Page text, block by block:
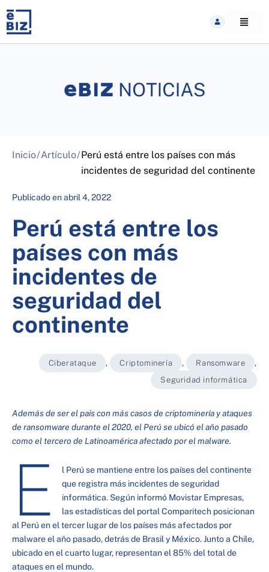
content
Inicio/Artículo/Perú está entre los países con más
incidentes de seguridad del continente
Publicado enabril 4, 2022
Perú está entre los
países con más
incidentes de
seguridad del
continente
Ciberataque , Criptominería , Ransomware
,
Seguridad informática
Además de ser el país con más casos de criptominería y ataques
de ransomware durante el 2020, el Perú se ubicó el año pasado
como el tercero de Latinoamérica afectado por el malware.
E
l Perú se mantiene entre los países del continente
que registra más incidentes de seguridad
informática. Según informó Movistar Empresas,
las estadísticas del portal Comparitech posicionan
al Perú en el tercer lugar de los países más afectados por
malware el año pasado, detrás de Brasil y México. Junto a Chile,
ubicado en el cuarto lugar, representan el 85% del total de
ataques en el mundo.